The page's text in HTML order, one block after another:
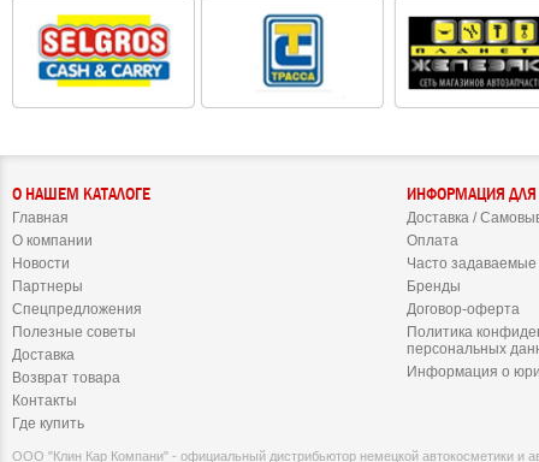
О НАШЕМ КАТАЛОГЕ
Главная
О компании
Новости
Партнеры
Спецпредложения
Полезные советы
Доставка
Возврат товара
Контакты
Где купить
ИНФОРМАЦИЯ ДЛЯ
Доставка /
Оплата
Часто
Бренды
Договор-оферта
Политика
персональных
Информация о
ООО "Клин Кар Компани" - официальный дистрибьютор немецкой автокосметики и